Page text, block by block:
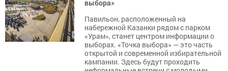
выбора»
Павильон, расположенный на
набережной Казанки рядом с парком
«Урам», станет центром информации о
выборах. «Точка выбора» — это часть
открытой и современной избирательной
кампании. Здесь будут проходить